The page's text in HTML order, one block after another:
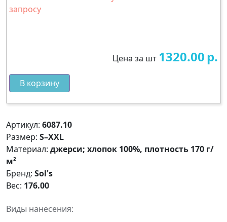
запросу
Цена за шт 1320.00р.
В корзину
Артикул: 6087.10
Размер: S–XXL
Материал: джерси; хлопок 100%, плотность 170 г/
м²
Бренд: Sol's
Вес: 176.00
Виды нанесения: